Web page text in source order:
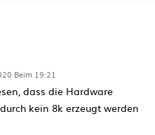
Beim 19:21
dass die Hardware
kein 8k erzeugt werden